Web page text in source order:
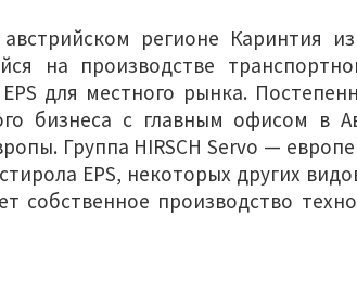
регионе Каринтия
на производстве
для местного рынка.
бизнеса с главным офисом в
Группа HIRSCH Servo —
EPS, некоторых других
производство